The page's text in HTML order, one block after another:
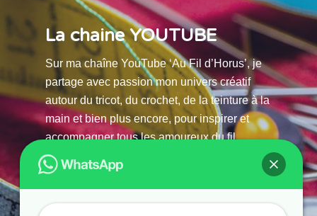
La chaine YOUTUBE
Sur ma chaîne YouTube ‘Au Fil d’Horus’, je
partage avec passion mon univers créatif
autour du tricot, du crochet, de la teinture à la
main et bien plus encore, pour inspirer et
accompagner tous les amoureux du fil.